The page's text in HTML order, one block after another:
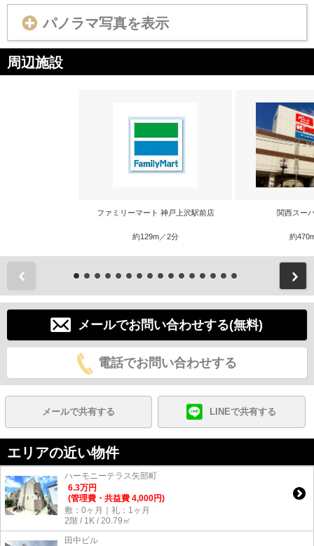
パノラマ写真を表示
周辺施設
ファミリーマート 神戸上沢駅前店
約129m／2分
関西スー
約
メールでお問い合わせする(無料)
電話でお問い合わせする
メールで共有する LINEで共有する
エリアの近い物件
ハーモニーテラス矢部町
6.3万円
(管理費・共益費 4,000円)
敷：0ヶ月｜礼：1ヶ月
2階 / 1K / 20.79㎡
田中ビル